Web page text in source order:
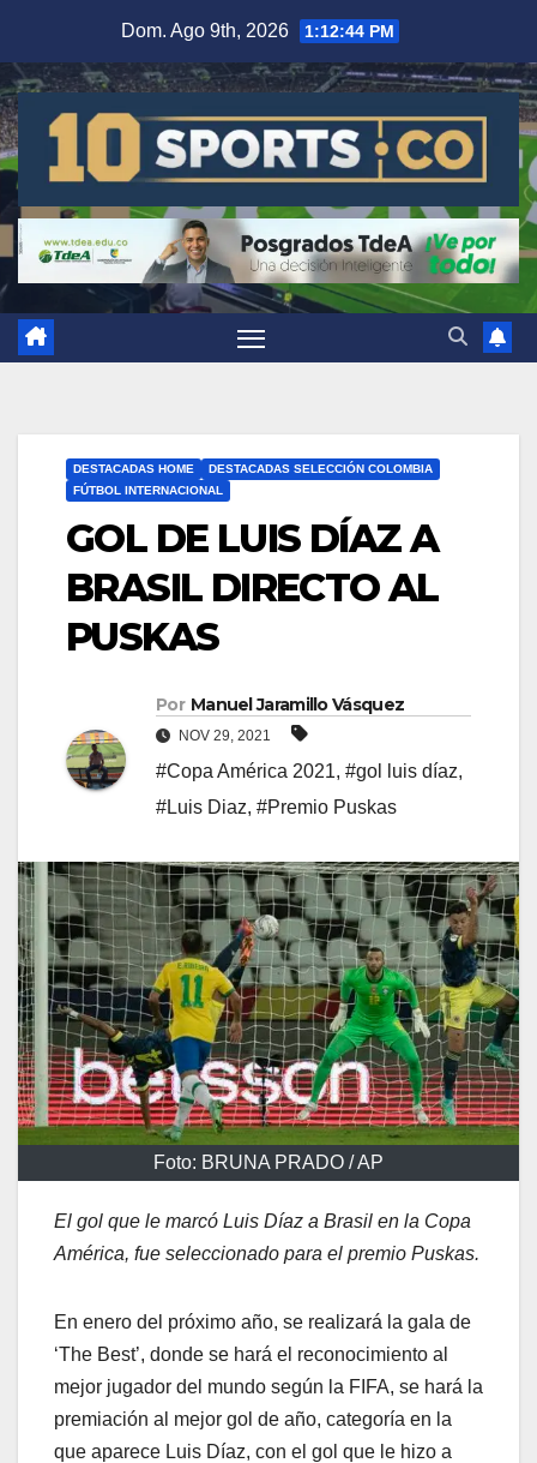
Dom. Ago 9th, 2026 1:12:44 PM
DESTACADAS HOME
DESTACADAS SELECCIÓN COLOMBIA
FÚTBOL INTERNACIONAL
GOL DE LUIS DÍAZ A
BRASIL DIRECTO AL
PUSKAS
Por Manuel Jaramillo Vásquez
NOV 29, 2021
#Copa América 2021, #gol luis díaz,
#Luis Diaz, #Premio Puskas
Foto: BRUNA PRADO / AP
El gol que le marcó Luis Díaz a Brasil en la Copa
América, fue seleccionado para el premio Puskas.
En enero del próximo año, se realizará la gala de
‘The Best’, donde se hará el reconocimiento al
mejor jugador del mundo según la FIFA, se hará la
premiación al mejor gol de año, categoría en la
que aparece Luis Díaz, con el gol que le hizo a